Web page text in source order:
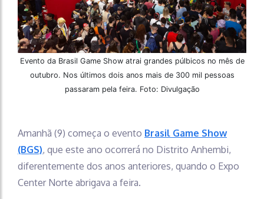
Evento da Brasil Game Show atrai grandes púlbicos no mês de
outubro. Nos últimos dois anos mais de 300 mil pessoas
passaram pela feira. Foto: Divulgação
Amanhã (9) começa o evento Brasil Game Show
(BGS), que este ano ocorrerá no Distrito Anhembi,
diferentemente dos anos anteriores, quando o Expo
Center Norte abrigava a feira.